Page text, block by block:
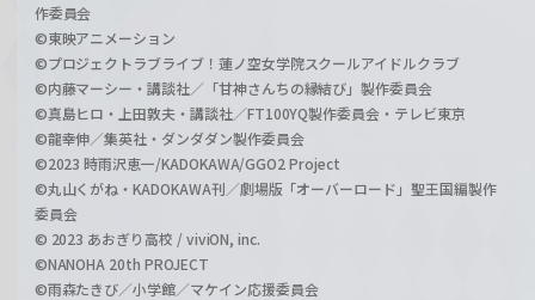
作委員会
©東映アニメーション
©プロジェクトラブライブ！蓮ノ空女学院スクールアイドルクラブ
©内藤マーシー・講談社／「甘神さんちの縁結び」製作委員会
©真島ヒロ・上田敦夫・講談社／FT100YQ製作委員会・テレビ東京
©龍幸伸／集英社・ダンダダン製作委員会
©2023 時雨沢恵一/KADOKAWA/GGO2 Project
©丸山くがね・KADOKAWA刊／劇場版「オーバーロード」聖王国編製作
委員会
© 2023 あおぎり高校 / viviON, inc.
©NANOHA 20th PROJECT
©雨森たきび／小学館／マケイン応援委員会